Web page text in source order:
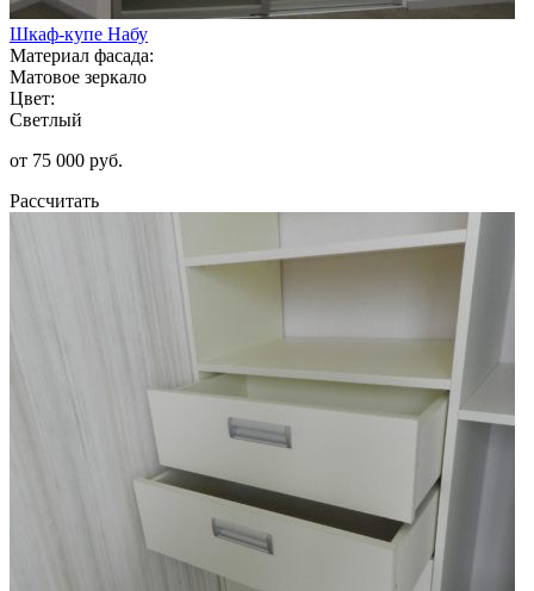
Шкаф-купе Набу
Материал фасада:
Матовое зеркало
Цвет:
Светлый
от 75 000 руб.
Рассчитать